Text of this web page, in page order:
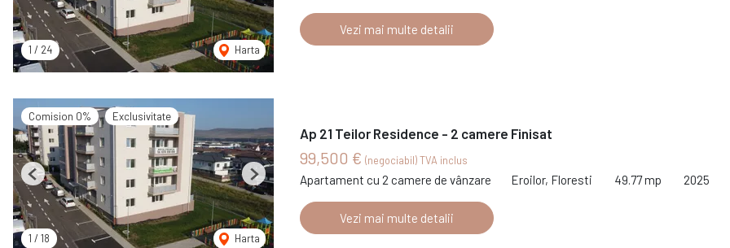
1 / 24 Harta
Vezi mai multe detalii
Comision 0% Exclusivitate
1 / 18 Harta
Previous Next
Ap 21 Teilor Residence - 2 camere Finisat
99,500 € (negociabil) TVA inclus
Apartament cu 2 camere de vânzare Eroilor, Floresti 49.77 mp 2025
Vezi mai multe detalii